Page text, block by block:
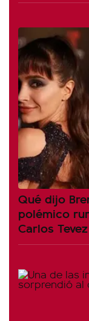
Qué dijo
polémico
Carlos Tevez